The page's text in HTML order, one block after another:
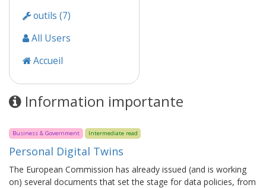
outils (7)
All Users
Accueil
Information importante
Business & Government Intermediate read
Personal Digital Twins
The European Commission has already issued (and is working
on) several documents that set the stage for data policies, from